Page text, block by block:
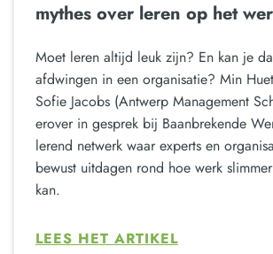
mythes over leren op het
Moet leren altijd leuk zijn? En kan je
afdwingen in een organisatie? Min
Sofie Jacobs (Antwerp Management
erover in gesprek bij Baanbrekende
lerend netwerk waar experts en
bewust uitdagen rond hoe werk
kan.
LEES HET ARTIKEL